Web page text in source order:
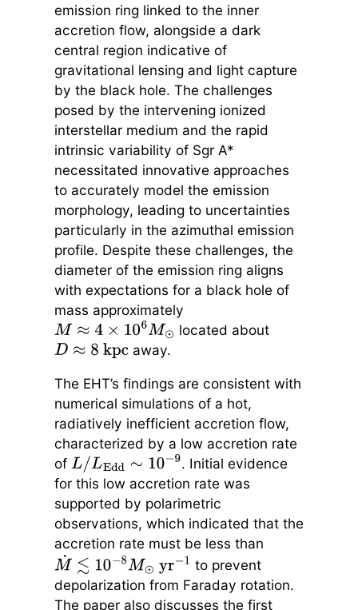
emission ring linked to the inner
accretion flow, alongside a dark
central region indicative of
gravitational lensing and light capture
by the black hole. The challenges
posed by the intervening ionized
interstellar medium and the rapid
intrinsic variability of Sgr A*
necessitated innovative approaches
to accurately model the emission
morphology, leading to uncertainties
particularly in the azimuthal emission
profile. Despite these challenges, the
diameter of the emission ring aligns
with expectations for a black hole of
mass approximately
M≈ 4× 10 6M⊙
located about
D≈ 8kpc away.
The EHT’s findings are consistent with
numerical simulations of a hot,
radiatively inefficient accretion flow,
characterized by a low accretion rate
of L/LEdd∼ 10 −9
. Initial evidence
for this low accretion rate was
supported by polarimetric
observations, which indicated that the
accretion rate must be less than
M˙≲10 −8M⊙yr−1
to prevent
depolarization from Faraday rotation.
The paper also discusses the first